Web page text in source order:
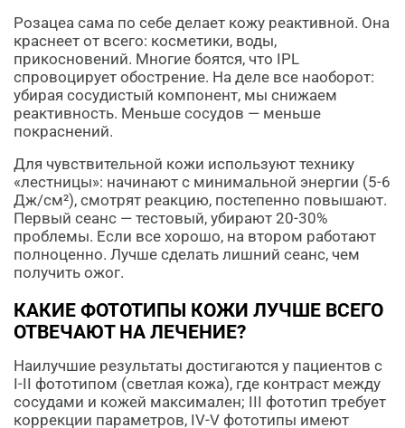
Розацеа сама по себе делает кожу реактивной. Она
краснеет от всего: косметики, воды,
прикосновений. Многие боятся, что IPL
спровоцирует обострение. На деле все наоборот:
убирая сосудистый компонент, мы снижаем
реактивность. Меньше сосудов — меньше
покраснений.
Для чувствительной кожи используют технику
«лестницы»: начинают с минимальной энергии (5-6
Дж/см²), смотрят реакцию, постепенно повышают.
Первый сеанс — тестовый, убирают 20-30%
проблемы. Если все хорошо, на втором работают
полноценно. Лучше сделать лишний сеанс, чем
получить ожог.
КАКИЕ ФОТОТИПЫ КОЖИ ЛУЧШЕ ВСЕГО
ОТВЕЧАЮТ НА ЛЕЧЕНИЕ?
Наилучшие результаты достигаются у пациентов с
I-II фототипом (светлая кожа), где контраст между
сосудами и кожей максимален; III фототип требует
коррекции параметров, IV-V фототипы имеют